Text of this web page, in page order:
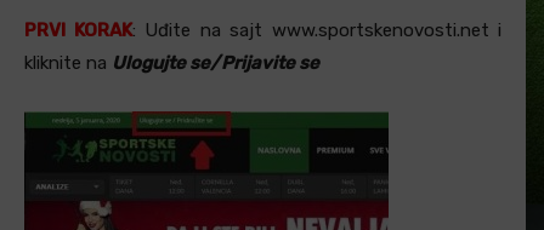
PRVI KORAK: Uđite na sajt www.sportskenovosti.net i
kliknite na Ulogujte se/Prijavite se